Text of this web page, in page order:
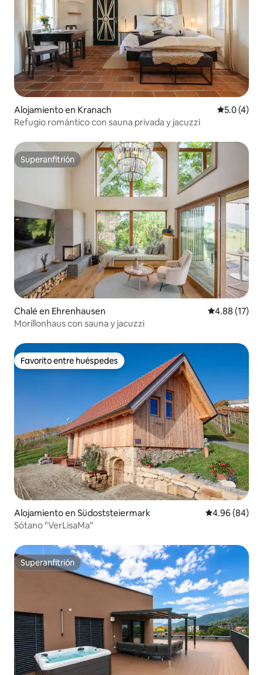
Alojamiento en Kranach
5.0 (4)
Refugio romántico con sauna privada y jacuzzi
Superanfitrión
Superanfitrión
Chalé en Ehrenhausen Calificación
4.88 (17)
Morillonhaus con sauna y jacuzzi
Favorito entre huéspedes
Favorito entre huéspedes
Alojamiento en Südoststeiermark Calificación
4.96 (84)
Sótano "VerLisaMa"
Superanfitrión
Superanfitrión